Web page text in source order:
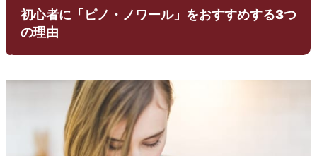
初心者に「ピノ・ノワール」をおすすめする3つ
の理由